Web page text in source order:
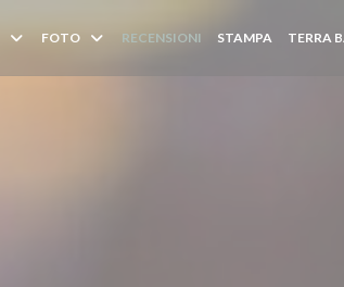
FOTO RECENSIONI STAMPA TERRA